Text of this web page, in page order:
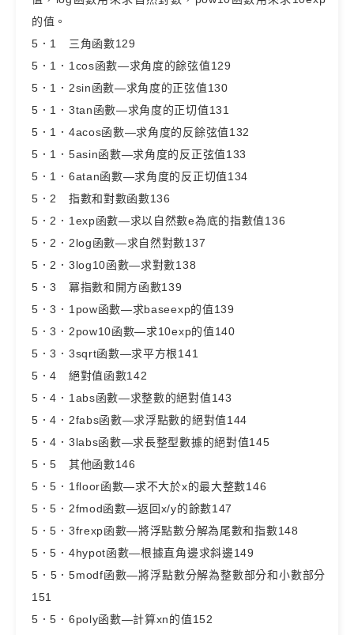
的值。
5．1 三角函數129
5．1．1cos函數—求角度的餘弦值129
5．1．2sin函數—求角度的正弦值130
5．1．3tan函數—求角度的正切值131
5．1．4acos函數—求角度的反餘弦值132
5．1．5asin函數—求角度的反正弦值133
5．1．6atan函數—求角度的反正切值134
5．2 指數和對數函數136
5．2．1exp函數—求以自然數e為底的指數值136
5．2．2log函數—求自然對數137
5．2．3log10函數—求對數138
5．3 冪指數和開方函數139
5．3．1pow函數—求baseexp的值139
5．3．2pow10函數—求10exp的值140
5．3．3sqrt函數—求平方根141
5．4 絕對值函數142
5．4．1abs函數—求整數的絕對值143
5．4．2fabs函數—求浮點數的絕對值144
5．4．3labs函數—求長整型數據的絕對值145
5．5 其他函數146
5．5．1floor函數—求不大於x的最大整數146
5．5．2fmod函數—返回x/y的餘數147
5．5．3frexp函數—將浮點數分解為尾數和指數148
5．5．4hypot函數—根據直角邊求斜邊149
5．5．5modf函數—將浮點數分解為整數部分和小數部分
151
5．5．6poly函數—計算xn的值152